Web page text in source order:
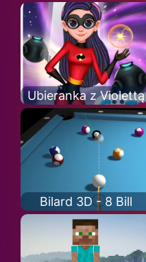
Ubieranka z Violettą
Bilard 3D - 8 Bill